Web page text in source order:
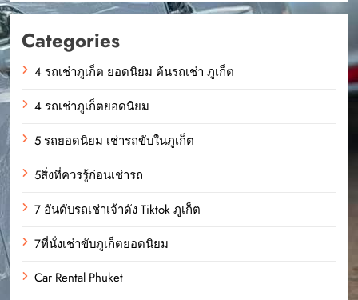
Categories
4 รถเช่าภูเก็ต ยอดนิยม ต้นรถเช่า ภูเก็ต
4 รถเช่าภูเก็ตยอดนิยม
5 รถยอดนิยม เช่ารถขับในภูเก็ต
5สิ่งที่ควรรู้ก่อนเช่ารถ
7 อันดับรถเช่าเจ้าดัง Tiktok ภูเก็ต
7ที่นั่งเช่าขับภูเก็ตยอดนิยม
Car Rental Phuket